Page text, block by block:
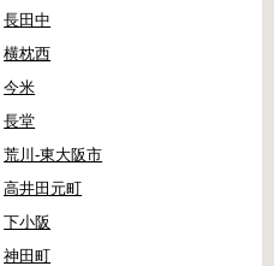
長田中
横枕西
今米
長堂
荒川-東大阪市
高井田元町
下小阪
神田町